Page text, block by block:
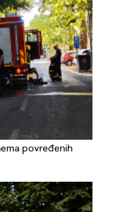
povređenih